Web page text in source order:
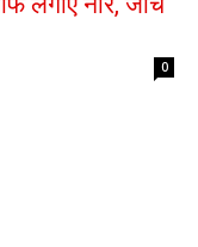
0